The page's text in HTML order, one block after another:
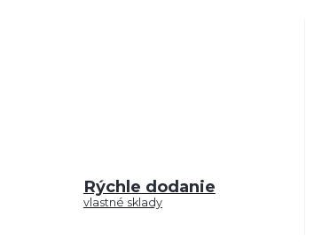
Rýchle dodanie
vlastné sklady